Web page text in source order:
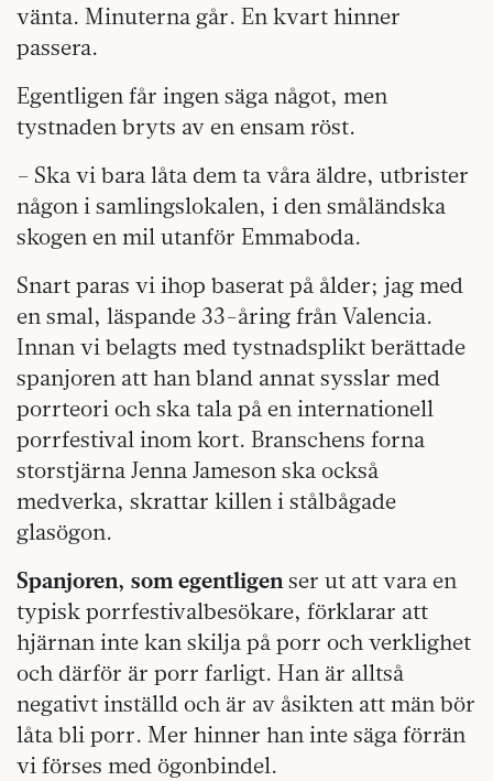
vänta. Minuterna går. En kvart hinner
passera.
Egentligen får ingen säga något, men
tystnaden bryts av en ensam röst.
– Ska vi bara låta dem ta våra äldre, utbrister
någon i samlingslokalen, i den småländska
skogen en mil utanför Emmaboda.
Snart paras vi ihop baserat på ålder; jag med
en smal, läspande 33-åring från Valencia.
Innan vi belagts med tystnadsplikt berättade
spanjoren att han bland annat sysslar med
porrteori och ska tala på en internationell
porrfestival inom kort. Branschens forna
storstjärna Jenna Jameson ska också
medverka, skrattar killen i stålbågade
glasögon.
Spanjoren, som egentligen ser ut att vara en
typisk porrfestivalbesökare, förklarar att
hjärnan inte kan skilja på porr och verklighet
och därför är porr farligt. Han är alltså
negativt inställd och är av åsikten att män bör
låta bli porr. Mer hinner han inte säga förrän
vi förses med ögonbindel.